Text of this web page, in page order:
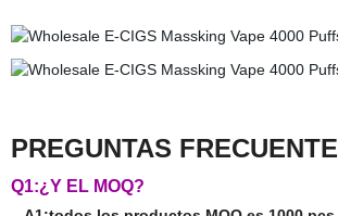
PREGUNTAS
Q1:¿Y EL MOQ?